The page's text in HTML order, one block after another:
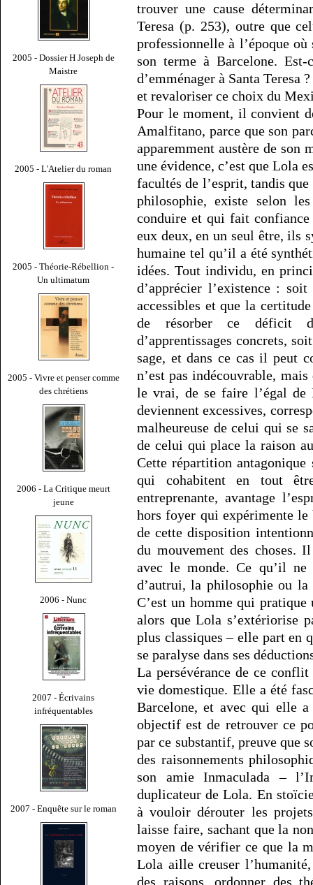
2005 - Dossier H Joseph de
Maistre
2005 - L'Atelier du roman
2005 - Théorie-Rébellion -
Un ultimatum
2005 - Vivre et penser comme
des chrétiens
2006 - La Critique meurt
jeune
2006 - Nunc
2007 - Écrivains
infréquentables
2007 - Enquête sur le roman
trouver une cause
Teresa (p. 253), outre que
professionnelle à l’époque
son terme à Barcelone.
d’emménager à Santa Teresa
et revaloriser ce choix du
Pour le moment, il convient
Amalfitano, parce que son
apparemment austère de son
une évidence, c’est que Lola
facultés de l’esprit, tandis
philosophie, existe selon
conduire et qui fait
eux deux, en un seul être, ils
humaine tel qu’il a été
idées. Tout individu, en
d’apprécier l’existence :
accessibles et que la
de résorber ce déficit
d’apprentissages concrets,
sage, et dans ce cas il peut
n’est pas indécouvrable,
le vrai, de se faire l’égal de
deviennent excessives,
malheureuse de celui qui se
de celui qui place la raison
Cette répartition
qui cohabitent en tout
entreprenante, avantage
hors foyer qui expérimente le
de cette disposition
du mouvement des choses.
avec le monde. Ce qu’il
d’autrui, la philosophie ou
C’est un homme qui
alors que Lola s’extériorise
plus classiques – elle part en
se paralyse dans ses
La persévérance de ce
vie domestique. Elle a été
Barcelone, et avec qui elle a
objectif est de retrouver ce
par ce substantif, preuve que
des raisonnements
son amie Inmaculada –
duplicateur de Lola. En
à vouloir dérouter les
laisse faire, sachant que la
moyen de vérifier ce que la
Lola aille creuser
des raisons, ordonner des